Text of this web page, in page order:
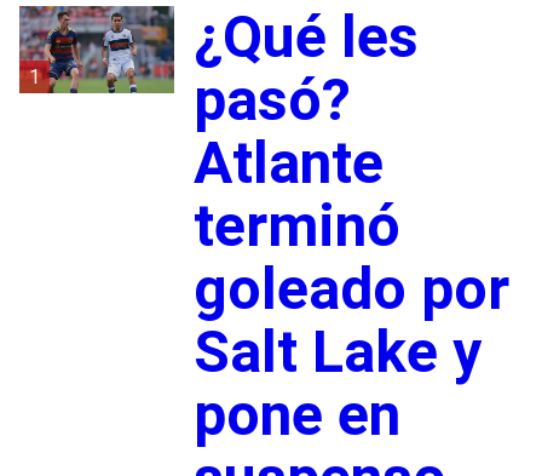
1
¿Qué les
pasó?
Atlante
terminó
goleado por
Salt Lake y
pone en